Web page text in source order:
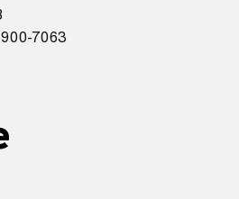
7063